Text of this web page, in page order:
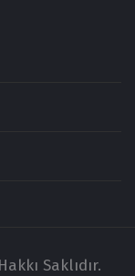
Saklıdır.